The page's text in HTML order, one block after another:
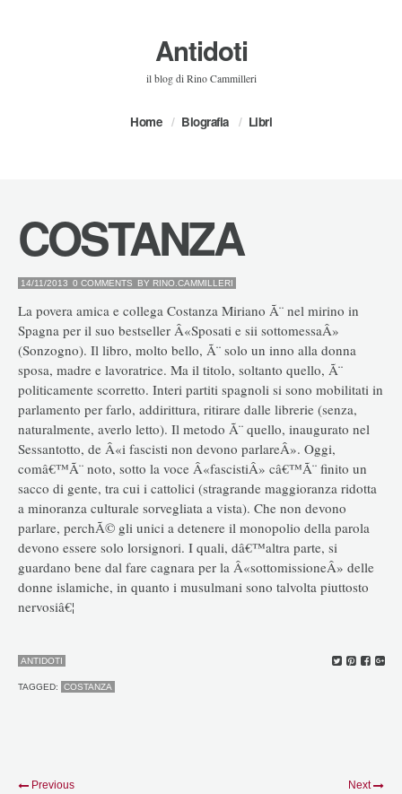
Antidoti
il blog di Rino Cammilleri
Home Biografia Libri
COSTANZA
14/11/2013 0 COMMENTS BY RINO.CAMMILLERI
La povera amica e collega Costanza Miriano Ã¨ nel mirino in
Spagna per il suo bestseller Â«Sposati e sii sottomessaÂ»
(Sonzogno). Il libro, molto bello, Ã¨ solo un inno alla donna
sposa, madre e lavoratrice. Ma il titolo, soltanto quello, Ã¨
politicamente scorretto. Interi partiti spagnoli si sono mobilitati in
parlamento per farlo, addirittura, ritirare dalle librerie (senza,
naturalmente, averlo letto). Il metodo Ã¨ quello, inaugurato nel
Sessantotto, de Â«i fascisti non devono parlareÂ». Oggi,
comâ€™Ã¨ noto, sotto la voce Â«fascistiÂ» câ€™Ã¨ finito un
sacco di gente, tra cui i cattolici (stragrande maggioranza ridotta
a minoranza culturale sorvegliata a vista). Che non devono
parlare, perchÃ© gli unici a detenere il monopolio della parola
devono essere solo lorsignori. I quali, dâ€™altra parte, si
guardano bene dal fare cagnara per la Â«sottomissioneÂ» delle
donne islamiche, in quanto i musulmani sono talvolta piuttosto
nervosiâ€¦
ANTIDOTI
TAGGED: COSTANZA
Previous Next